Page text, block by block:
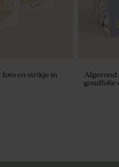
foto en strikje in
Afgerond
goudfolie